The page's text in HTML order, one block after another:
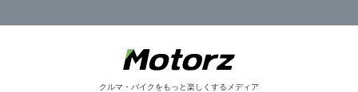
クルマ・バイクをもっと楽しくするメディア